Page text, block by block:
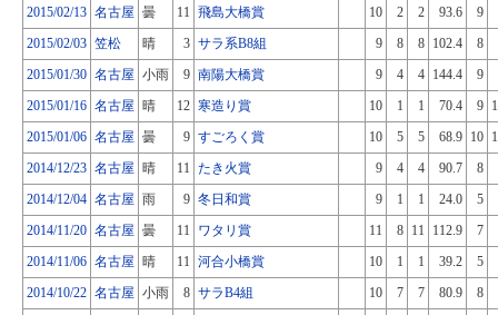
2015/02/13 名古屋 曇 11 飛島大橋賞 10 2 2 93.6
9
2015/02/03 笠松 晴 3 サラ系B8組 9 8 8 102.4
8
2015/01/30 名古屋 小雨 9 南陽大橋賞 9 4 4 144.4
9
2015/01/16 名古屋 晴 12 寒造り賞 10 1 1 70.4 9
2015/01/06 名古屋 曇 9 すごろく賞 10 5 5 68.9 10
2014/12/23 名古屋 晴 11 たき火賞 9 4 4 90.7
8
2014/12/04 名古屋 雨 9 冬日和賞 9 1 1 24.0
5
2014/11/20 名古屋 曇 11 ワタリ賞 11 8 11 112.9
7
2014/11/06 名古屋 晴 11 河合小橋賞 10 1 1 39.2
5
2014/10/22 名古屋 小雨 8 サラB4組 10 7 7 80.9
8